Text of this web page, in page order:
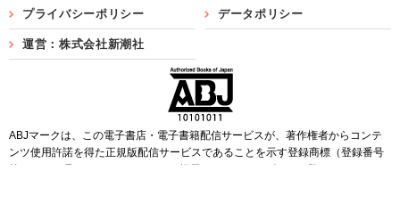
プライバシーポリシー データポリシー
運営：株式会社新潮社
ABJマークは、この電子書店・電子書籍配信サービスが、著作権者からコンテ
ンツ使用許諾を得た正規版配信サービスであることを示す登録商標（登録番号